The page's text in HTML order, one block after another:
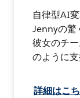
自律型AI
Jennyの驚
彼女のチ
のように支
詳細はこ